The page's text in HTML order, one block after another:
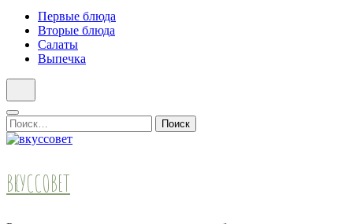
Первые блюда
Вторые блюда
Салаты
Выпечка
Найти:
ВКУССОВЕТ